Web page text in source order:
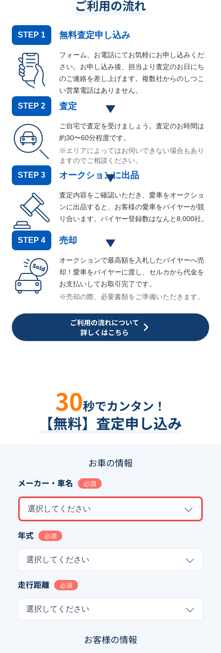
ご利用の流れ
STEP 1 無料査定申し込み
フォーム、お電話にてお気軽にお申し込みくだ
さい。お申し込み後、担当より査定のお日にち
のご連絡を差し上げます。複数社からのしつこ
い営業電話はありません。
STEP 2 査定
ご自宅で査定を受けましょう。査定のお時間は
約30〜60分程度です。
※エリアによってはお伺いできない場合もあり
ますのでご相談ください。
STEP 3 オークションに出品
査定内容をご確認いただき、愛車をオークショ
ンに出品すると、お客様の愛車をバイヤーが競
り合います。バイヤー登録数はなんと8,000社。
STEP 4 売却
オークションで最高額を入札したバイヤーへ売
却！愛車をバイヤーに渡し、セルカから代金を
お支払いしてお取引完了です。
※売却の際、必要書類をご準備いただきます。
ご利用の流れについて
詳しくはこちら
30秒でカンタン！
【無料】査定申し込み
お車の情報
メーカー・車名 必須
選択してください
年式 必須
選択してください
走行距離 必須
選択してください
お客様の情報